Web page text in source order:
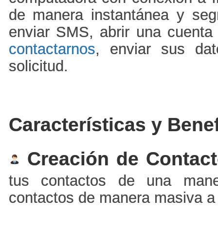
de manera instantánea y
enviar SMS, abrir una
contactarnos, enviar sus
solicitud.
Características y
Creación de
tus contactos de una
contactos de manera masiva